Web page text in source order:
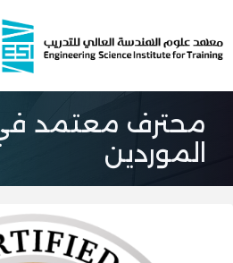
إلى
المحتوى
محترف معتمد في
الموردين